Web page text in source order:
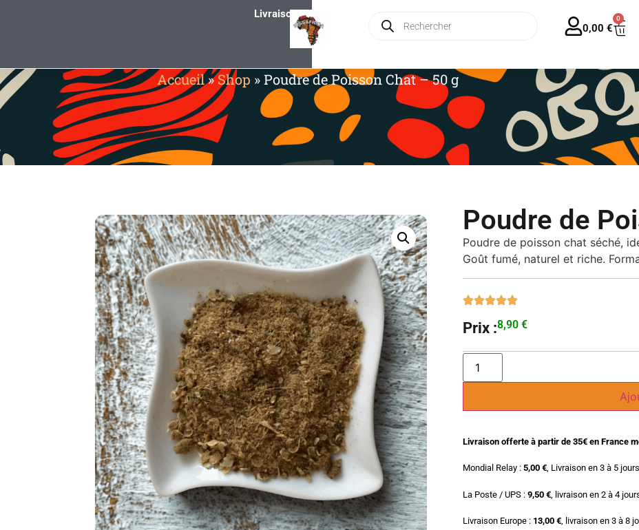
Livraison gratuite en France dès 35€ – Forfait Europe 13€
0,00 €
0
Accueil»Shop »Poudre de Poisson Chat – 50 g
Poudre de
Poudre de poisson chat séché,
Goût fumé, naturel et riche.
Prix :8,90 €
Livraison offerte à partir de 35€ en France
Mondial Relay : 5,00 €, Livraison en 3 à 5
La Poste / UPS : 9,50 € , livraison en 2 à 4
Livraison Europe : 13,00 € , livraison en 3 à 8